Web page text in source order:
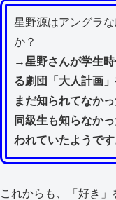
星野源はアングラ
か？
→星野さんが学生
る劇団「大人計画
まだ知られてなかっ
同級生も知らなか
われていたようです
これからも、「好き」